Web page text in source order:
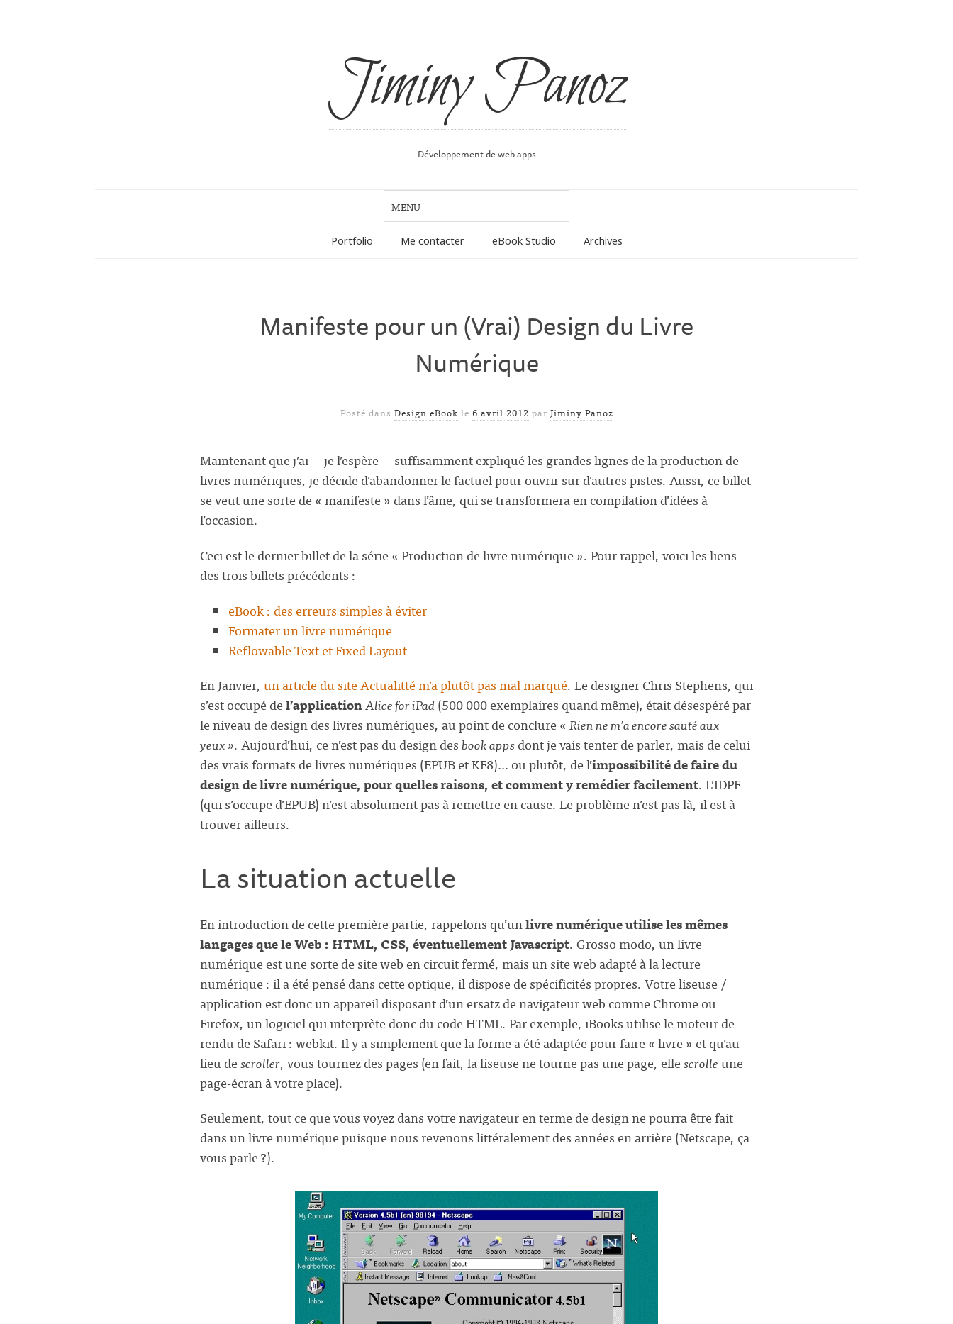
Jiminy Panoz
Développement de web apps
Portfolio Me contacter eBook Studio Archives
Manifeste pour un (Vrai) Design du Livre
Numérique
Posté dans Design eBook le 6 avril 2012 par Jiminy Panoz
Maintenant que j’ai —je l’espère— suffisamment expliqué les grandes lignes de la production de
livres numériques, je décide d’abandonner le factuel pour ouvrir sur d’autres pistes. Aussi, ce billet
se veut une sorte de « manifeste » dans l’âme, qui se transformera en compilation d’idées à
l’occasion.
Ceci est le dernier billet de la série « Production de livre numérique ». Pour rappel, voici les liens
des trois billets précédents :
eBook : des erreurs simples à éviter
Formater un livre numérique
Reflowable Text et Fixed Layout
En Janvier, un article du site Actualitté m’a plutôt pas mal marqué. Le designer Chris Stephens, qui
s’est occupé del’applicationAlice for iPad(500 000 exemplaires quand même), était désespéré par
le niveau de design des livres numériques, au point de conclure « Rien ne m’a encore sauté aux
yeux ». Aujourd’hui, ce n’est pas du design desbook appsdont je vais tenter de parler, mais de celui
des vrais formats de livres numériques (EPUB et KF8)… ou plutôt, de l’impossibilité de faire du
design de livre numérique, pour quelles raisons, etcomment y remédier facilement. L’IDPF
(qui s’occupe d’EPUB) n’est absolument pas à remettre en cause. Le problème n’est pas là, il est à
trouver ailleurs.
La situation actuelle
En introduction de cette première partie, rappelons qu’unlivre numérique utilise les mêmes
langages que le Web : HTML, CSS, éventuellement Javascript. Grosso modo, un livre
numérique est une sorte de site web en circuit fermé, mais un site web adapté à la lecture
numérique : il a été pensé dans cette optique, il dispose de spécificités propres. Votre liseuse /
application est donc un appareil disposant d’un ersatz de navigateur web comme Chrome ou
Firefox, un logiciel qui interprète donc du code HTML. Par exemple, iBooks utilise le moteur de
rendu de Safari : webkit. Il y a simplement que la forme a été adaptée pour faire « livre » et qu’au
lieu descroller, vous tournez des pages (en fait, la liseuse ne tourne pas une page, ellescrolleune
page-écran à votre place).
Seulement, tout ce que vous voyez dans votre navigateur en terme de design ne pourra être fait
dans un livre numérique puisque nous revenons littéralement des années en arrière (Netscape, ça
vous parle ?).